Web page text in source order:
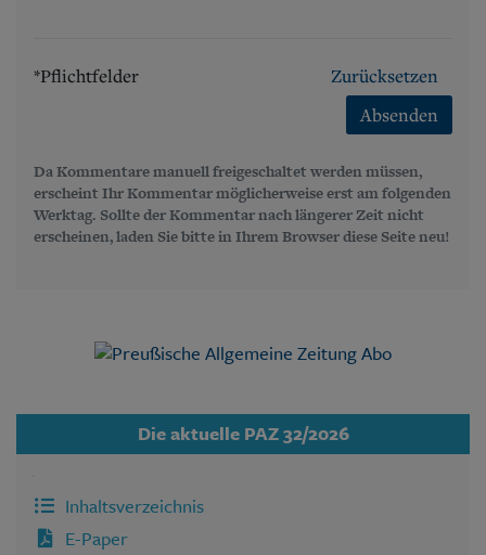
*Pflichtfelder
Zurücksetzen
Absenden
Da Kommentare manuell freigeschaltet werden müssen,
erscheint Ihr Kommentar möglicherweise erst am folgenden
Werktag. Sollte der Kommentar nach längerer Zeit nicht
erscheinen, laden Sie bitte in Ihrem Browser diese Seite neu!
Die aktuelle PAZ 32/2026
Inhaltsverzeichnis
E-Paper